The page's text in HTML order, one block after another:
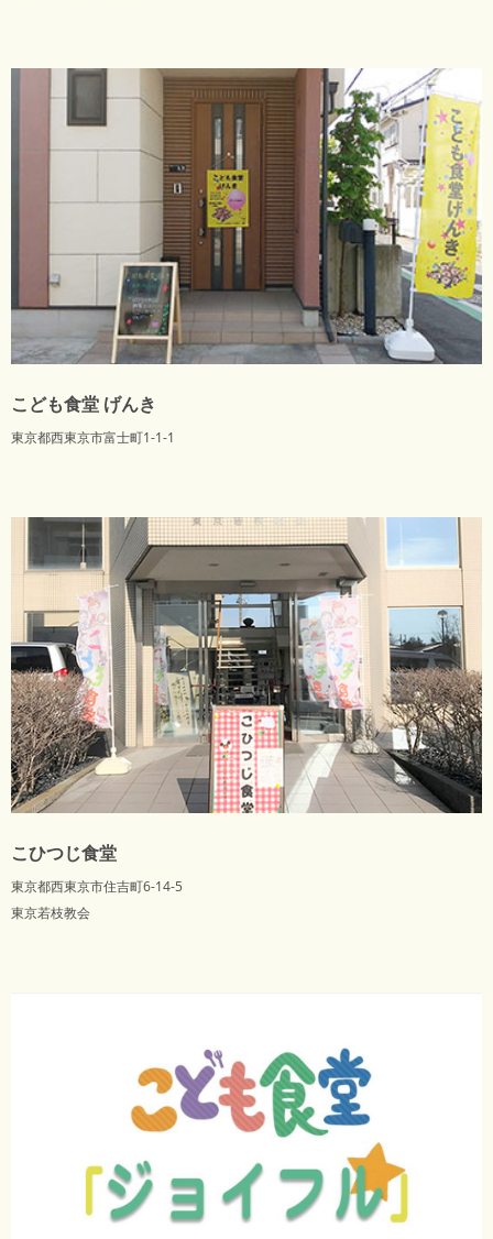
こども食堂 げんき
東京都西東京市富士町1-1-1
こひつじ食堂
東京都西東京市住吉町6-14-5
東京若枝教会